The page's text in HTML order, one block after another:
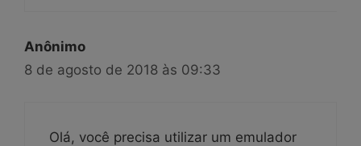
Anônimo
8 de agosto de 2018 às 09:33
Olá, você precisa utilizar um emulador